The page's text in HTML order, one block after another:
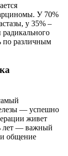
У 70%
у 35% –
по различным
— успешно
живет
лет — важный
общение